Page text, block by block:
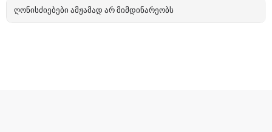
ᲦᲝᲜᲘᲡᲫᲘᲔᲑᲔᲑᲘ ᲐᲛᲟᲐᲛᲐᲓ ᲐᲠ ᲛᲘᲛᲓᲘᲜᲐᲠᲔᲝᲑᲡ